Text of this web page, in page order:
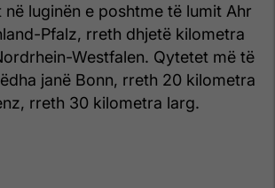
në luginën e poshtme të lumit Ahr
Pfalz, rreth dhjetë kilometra
Westfalen. Qytetet më të
janë Bonn, rreth 20 kilometra
rreth 30 kilometra larg.